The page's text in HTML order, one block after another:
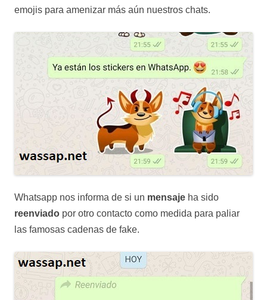
emojis para amenizar más aún nuestros chats.
Whatsapp nos informa de si un mensaje ha sido
reenviado por otro contacto como medida para paliar
las famosas cadenas de fake.